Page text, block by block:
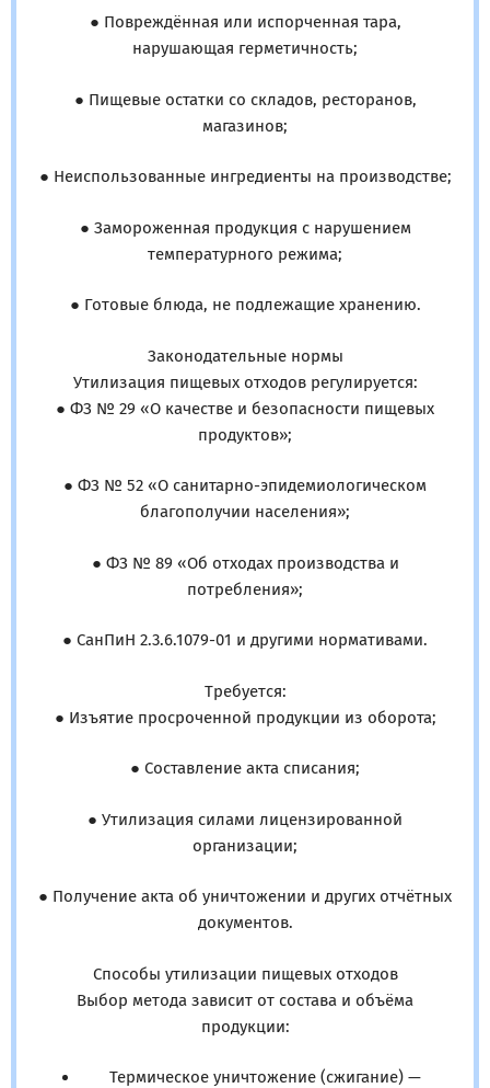
● Повреждённая или испорченная тара,
нарушающая герметичность;
● Пищевые остатки со складов, ресторанов,
магазинов;
● Неиспользованные ингредиенты на производстве;
● Замороженная продукция с нарушением
температурного режима;
● Готовые блюда, не подлежащие хранению.
Законодательные нормы
Утилизация пищевых отходов регулируется:
● ФЗ № 29 «О качестве и безопасности пищевых
продуктов»;
● ФЗ № 52 «О санитарно-эпидемиологическом
благополучии населения»;
● ФЗ № 89 «Об отходах производства и
потребления»;
● СанПиН 2.3.6.1079-01 и другими нормативами.
Требуется:
● Изъятие просроченной продукции из оборота;
● Составление акта списания;
● Утилизация силами лицензированной
организации;
● Получение акта об уничтожении и других отчётных
документов.
Способы утилизации пищевых отходов
Выбор метода зависит от состава и объёма
продукции:
Термическое уничтожение (сжигание) —